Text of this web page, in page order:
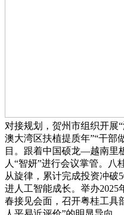
对接规划，贺州市组织开展
澳大湾区扶植提质年”“干部
目。跟着中国硕龙—越南里
人“智妍”进行会议掌管。八
从旋律，累计完成投资冲破
进人工智能成长。举办
春接见会面，召开粤桂工具